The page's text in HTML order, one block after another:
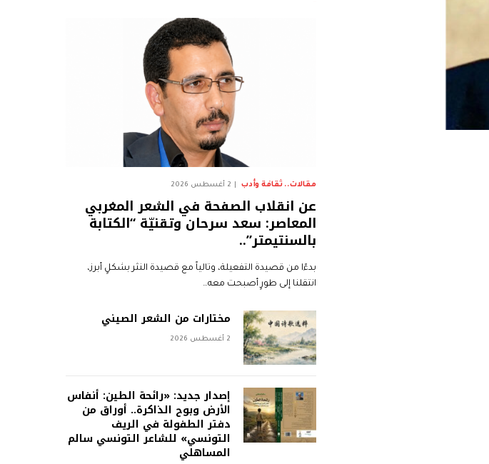
مقالات.. ثقافة وأدب 2 أغسطس 2026
عن انقلاب الصفحة في الشعر المغربي
المعاصر: سعد سرحان وتقنيّة “الكتابة
بالسنتيمتر”..
بدءًا من قصيدة التفعيلة، وتالياً مع قصيدة النثر بشكلٍ أبرز،
انتقلنا إلى طورٍ أصبحت معه…
مختارات من الشعر الصيني
2 أغسطس 2026
إصدار جديد: «رائحة الطين: أنفاس
الأرض وبوح الذاكرة.. أوراق من
دفتر الطفولة في الريف
التونسي» للشاعر التونسي سالم
المساهلي